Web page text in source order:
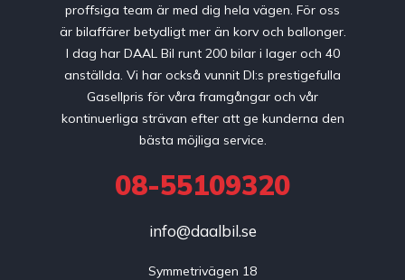
proffsiga team är med dig hela vägen. För oss
är bilaffärer betydligt mer än korv och ballonger.
I dag har DAAL Bil runt 200 bilar i lager och 40
anställda. Vi har också vunnit DI:s prestigefulla
Gasellpris för våra framgångar och vår
kontinuerliga strävan efter att ge kunderna den
bästa möjliga service.
08-55109320
info@daalbil.se
Symmetrivägen 18